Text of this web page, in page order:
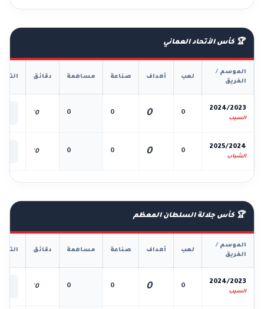
🏆 كأس الأتحاد العماني
الموسم /
الفريق
لعب أهداف صناعة مساهمة دقائق
2024/2023
السيب
0
0
0
0
0'
2025/2024
الشباب
0
0
0
0
0'
🏆 كأس جلالة السلطان المعظم
الموسم /
الفريق
لعب أهداف صناعة مساهمة دقائق
2024/2023
السيب
0
0
0
0
0'